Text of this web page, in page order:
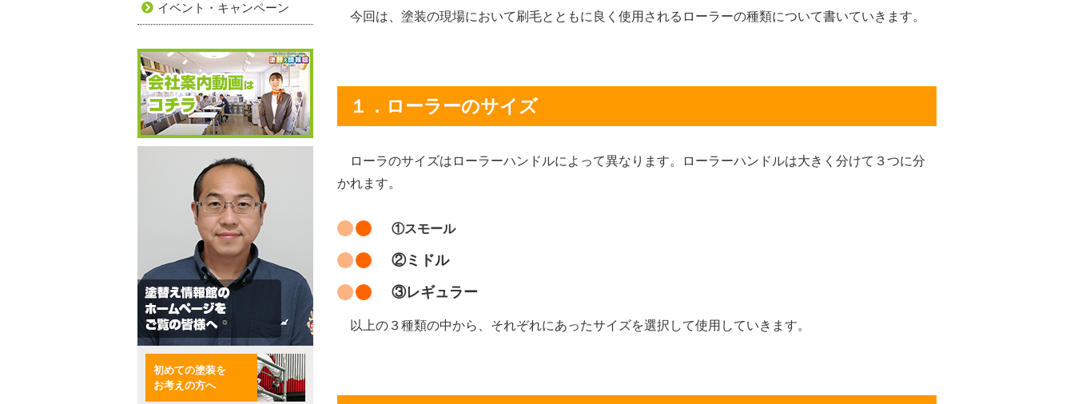
今回は、塗装の現場において刷毛とともに良く使用されるローラーの種類について書いていきます。
１．ローラーのサイズ
ローラのサイズはローラーハンドルによって異なります。ローラーハンドルは大きく分けて３つに分
かれます。
①スモール
②ミドル
③レギュラー
以上の３種類の中から、それぞれにあったサイズを選択して使用していきます。
イベント・キャンペーン
初めての塗装を
お考えの方へ